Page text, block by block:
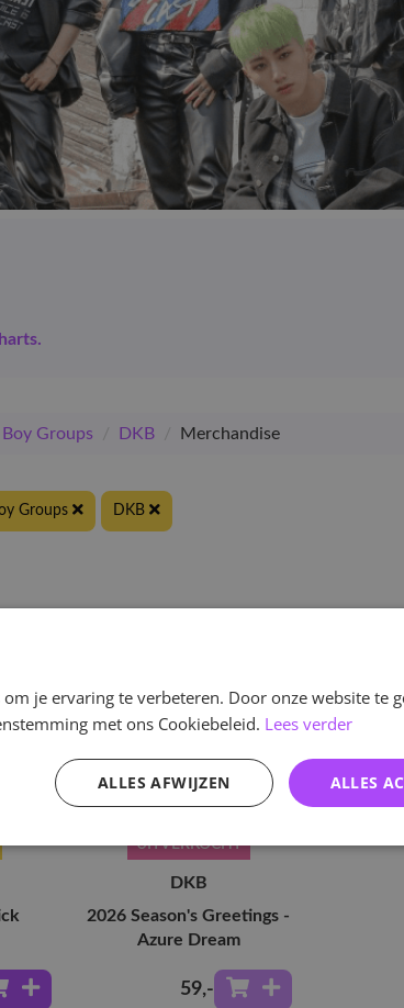
Boy Groups / DKB / Merchandise
Groups DKB
UITVERKOCHT
DKB
2026 Season's Greetings -
Azure Dream
59,-
je ervaring te verbeteren. Door onze website te
met ons Cookiebeleid. Lees verder
ALLES
ALLES AFWIJZEN